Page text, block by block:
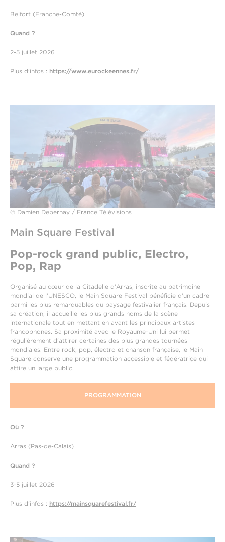
Belfort (Franche-Comté)
Quand ?
2-5 juillet 2026
Plus d'infos : https://www.eurockeennes.fr/
© Damien Depernay / France Télévisions
Main Square Festival
Pop-rock grand public, Electro,
Pop, Rap
Organisé au cœur de la Citadelle d'Arras, inscrite au patrimoine
mondial de l'UNESCO, le Main Square Festival bénéficie d'un cadre
parmi les plus remarquables du paysage festivalier français. Depuis
sa création, il accueille les plus grands noms de la scène
internationale tout en mettant en avant les principaux artistes
francophones. Sa proximité avec le Royaume-Uni lui permet
régulièrement d'attirer certaines des plus grandes tournées
mondiales. Entre rock, pop, électro et chanson française, le Main
Square conserve une programmation accessible et fédératrice qui
attire un large public.
PROGRAMMATION
Où ?
Arras (Pas-de-Calais)
Quand ?
3-5 juillet 2026
Plus d'infos : https://mainsquarefestival.fr/